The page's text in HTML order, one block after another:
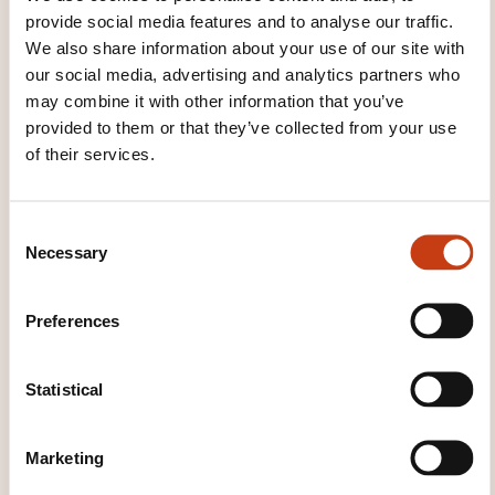
provide social media features and to analyse our traffic.
We also share information about your use of our site with
our social media, advertising and analytics partners who
may combine it with other information that you’ve
provided to them or that they’ve collected from your use
of their services.
Necessary
Preferences
Statistical
Marketing
TEACHING METHODS
Présentation et explications des sujets
Exercices individuels et en groupes
Discussions, échanges et partages
d'expériences
Jeux de rôles (peuvent être filmés et analysés
sur demande)
Débriefings en groupes et personnalisés
Accompagnements spécifiques sur demande